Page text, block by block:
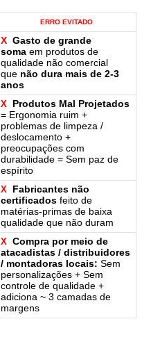
ERRO EVITADO
X Gasto de grande
soma em produtos de
qualidade não comercial
que não dura mais de 2-3
anos
X
Produtos Mal Projetados
= Ergonomia ruim +
problemas de limpeza /
deslocamento +
preocupações com
durabilidade = Sem paz de
espírito
X
Fabricantes não
certificados feito de
matérias-primas de baixa
qualidade que não duram
X Compra por meio de
atacadistas / distribuidores
/ montadoras locais: Sem
personalizações + Sem
controle de qualidade +
adiciona ~ 3 camadas de
margens